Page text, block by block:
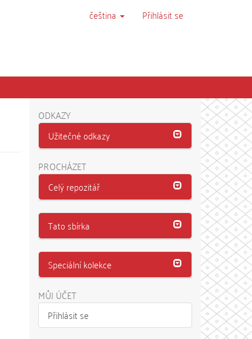
čeština Přihlásit se
ODKAZY
Užitečné odkazy
PROCHÁZET
Celý repozitář
Tato sbírka
Speciální kolekce
MŮJ ÚČET
Přihlásit se